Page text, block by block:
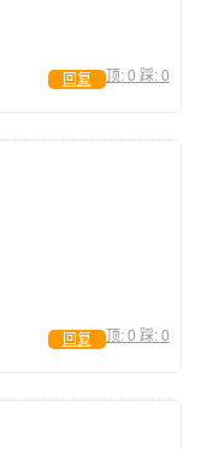
顶: 0 踩: 0
回复
顶: 0 踩: 0
回复